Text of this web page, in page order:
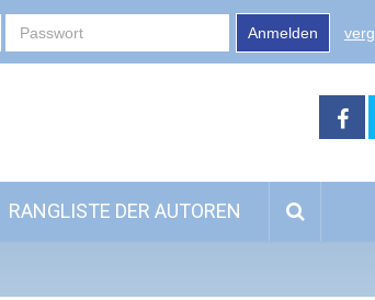
Anmelden
RANGLISTE DER AUTOREN